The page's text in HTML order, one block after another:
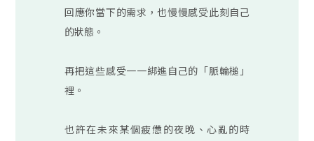
回應你當下的需求，也慢慢感受此刻自己
的狀態。
再把這些感受一一綁進自己的「脈輪槌」
裡。
也許在未來某個疲憊的夜晚、心亂的時